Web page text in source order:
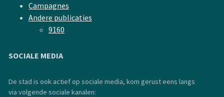
Campagnes
Andere publicaties
9160
SOCIALE MEDIA
De stad is ook actief op sociale media, kom gerust eens langs
via volgende sociale kanalen: